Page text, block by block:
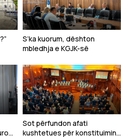
S’ka kuorum, dështon
mbledhja e KGJK-së
Sot përfundon afati
kushtetues për konstituimin